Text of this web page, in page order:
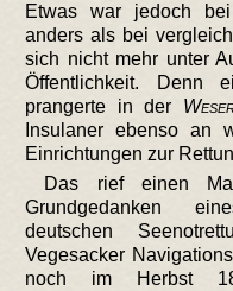
Etwas war jedoch
anders als bei
sich nicht mehr unter
Öffentlichkeit. Denn
prangerte in der
Insulaner ebenso an
Einrichtungen zur
Das rief einen
Grundgedanken
deutschen
Vegesacker
noch im Herbst